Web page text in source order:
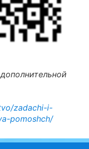
zadachi-i-
pomoshch/